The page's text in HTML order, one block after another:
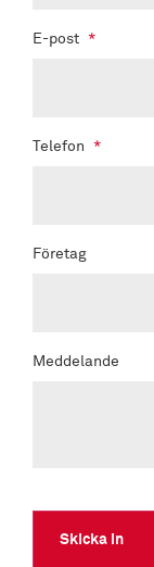
E-post *
Telefon *
Företag
Meddelande